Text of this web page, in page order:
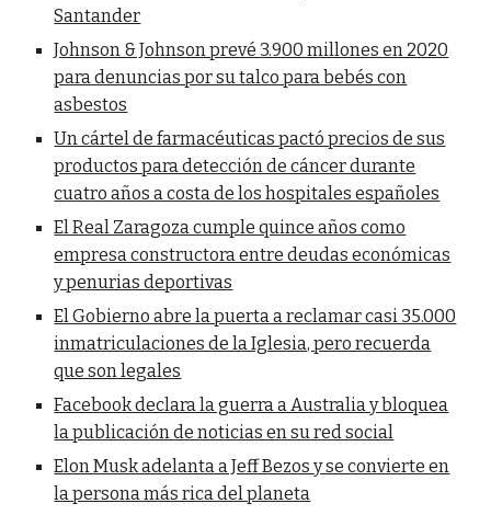
Santander
Johnson & Johnson prevé 3.900 millones en 2020
para denuncias por su talco para bebés con
asbestos
Un cártel de farmacéuticas pactó precios de sus
productos para detección de cáncer durante
cuatro años a costa de los hospitales españoles
El Real Zaragoza cumple quince años como
empresa constructora entre deudas económicas
y penurias deportivas
El Gobierno abre la puerta a reclamar casi 35.000
inmatriculaciones de la Iglesia, pero recuerda
que son legales
Facebook declara la guerra a Australia y bloquea
la publicación de noticias en su red social
Elon Musk adelanta a Jeff Bezos y se convierte en
la persona más rica del planeta